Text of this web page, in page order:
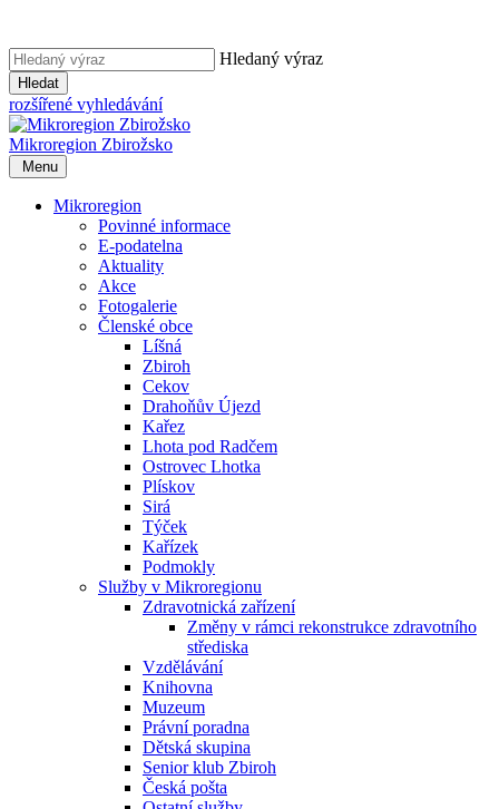
Hledaný výraz
Hledat
rozšířené vyhledávání
Mikroregion Zbirožsko
Menu
Mikroregion
Povinné informace
E-podatelna
Aktuality
Akce
Fotogalerie
Členské obce
Líšná
Zbiroh
Cekov
Drahoňův Újezd
Kařez
Lhota pod Radčem
Ostrovec Lhotka
Plískov
Sirá
Týček
Kařízek
Podmokly
Služby v Mikroregionu
Zdravotnická zařízení
Změny v rámci rekonstrukce zdravotního
střediska
Vzdělávání
Knihovna
Muzeum
Právní poradna
Dětská skupina
Senior klub Zbiroh
Česká pošta